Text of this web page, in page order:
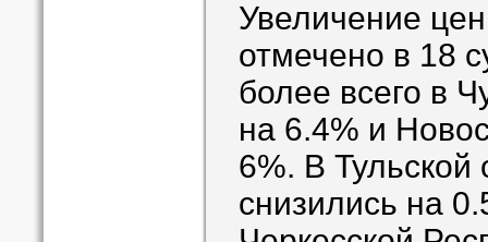
Увеличение
отмечено в 18
более всего в
на 6.4% и
6%. В Тульской
снизились на